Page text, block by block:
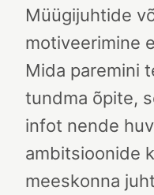
Müügijuhtide
motiveerimine
Mida paremini
tundma õpite,
infot nende
ambitsioonide
meeskonna